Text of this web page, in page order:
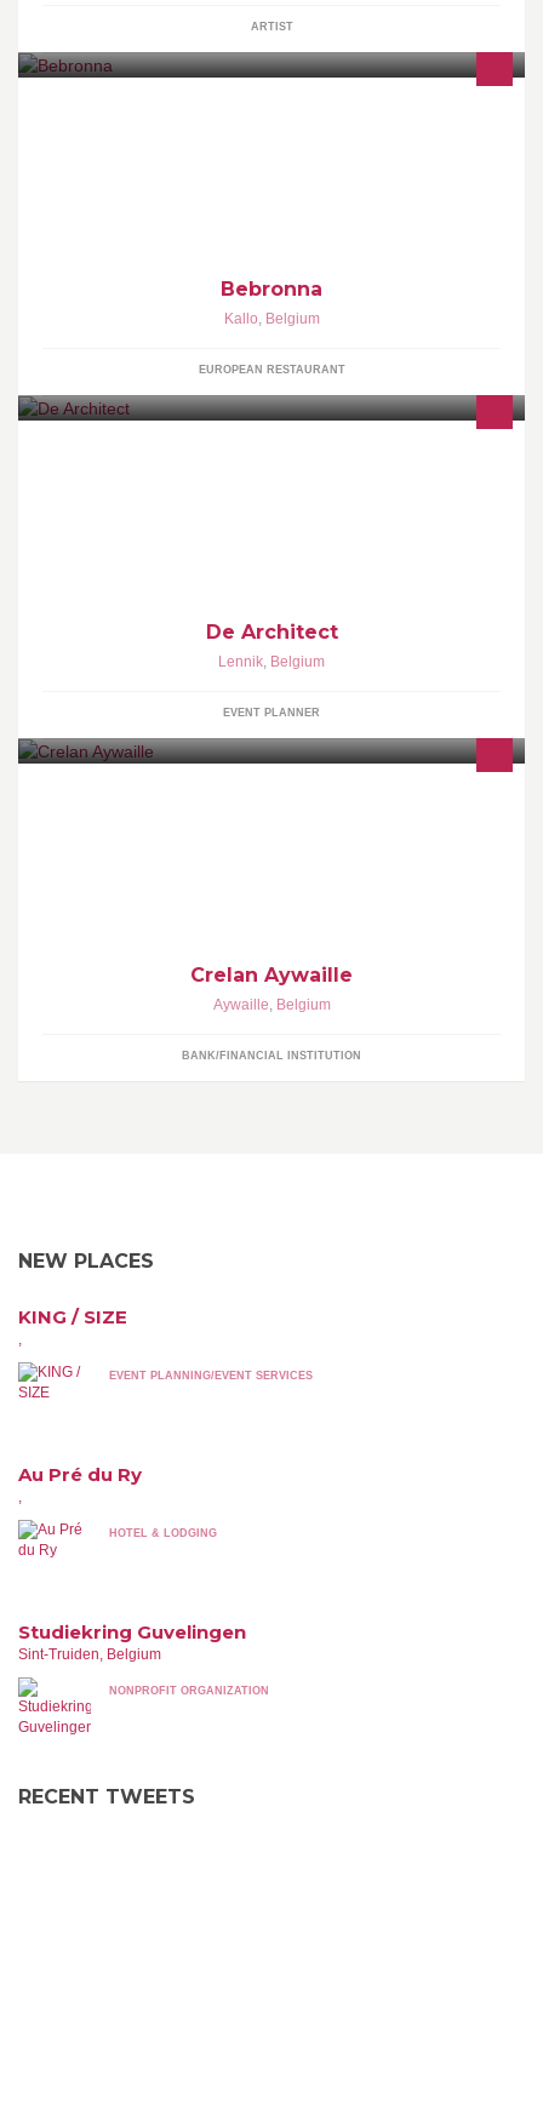
ARTIST
Bebronna
Kallo, Belgium
EUROPEAN RESTAURANT
De Architect
Lennik, Belgium
EVENT PLANNER
Crelan Aywaille
Aywaille, Belgium
BANK/FINANCIAL INSTITUTION
NEW PLACES
KING / SIZE
,
EVENT PLANNING/EVENT SERVICES
Au Pré du Ry
,
HOTEL & LODGING
Studiekring Guvelingen
Sint-Truiden, Belgium
NONPROFIT ORGANIZATION
RECENT TWEETS